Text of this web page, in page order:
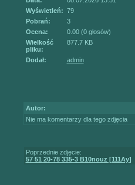
Wyświetleń: 79
Pobrań:
3
Ocena:
0.00 (0 głosów)
Wielkość
pliku:
877.7 KB
Dodał: admin
Autor:
Nie ma komentarzy dla tego zdjęcia
Poprzednie zdjęcie:
57 51 20-78 335-3 B10nouz [111Ay]